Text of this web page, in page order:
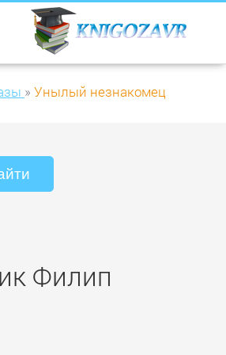
» Унылый незнакомец
Филип